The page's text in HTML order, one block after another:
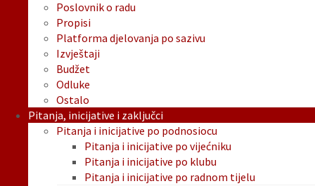
Poslovnik o radu
Propisi
Platforma djelovanja po sazivu
Izvještaji
Budžet
Odluke
Ostalo
Pitanja, inicijative i zaključci
Pitanja i inicijative po podnosiocu
Pitanja i inicijative po vijećniku
Pitanja i inicijative po klubu
Pitanja i inicijative po radnom tijelu